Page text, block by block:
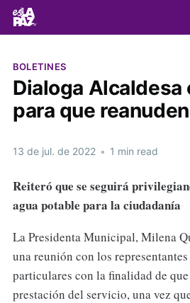
BOLETINES
Dialoga Alcaldesa
para que
13 de jul. de 2022 • 1 min read
Reiteró que se seguirá
agua potable para la ciudadanía
La Presidenta Municipal, Milena
una reunión con los
particulares con la finalidad de
prestación del servicio, una vez